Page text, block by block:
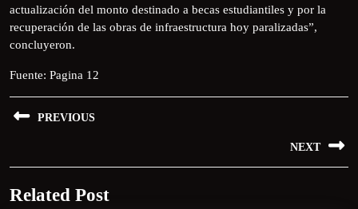
actualización del monto destinado a becas estudiantiles y por la
recuperación de las obras de infraestructura hoy paralizadas”,
concluyeron.
Fuente: Pagina 12
PREVIOUS
NEXT
Related Post